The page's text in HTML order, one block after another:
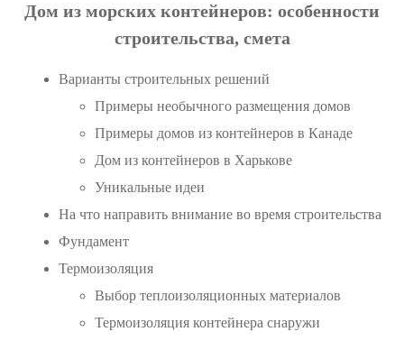
Дом из морских контейнеров: особенности
строительства, смета
Варианты строительных решений
Примеры необычного размещения домов
Примеры домов из контейнеров в Канаде
Дом из контейнеров в Харькове
Уникальные идеи
На что направить внимание во время строительства
Фундамент
Термоизоляция
Выбор теплоизоляционных материалов
Термоизоляция контейнера снаружи